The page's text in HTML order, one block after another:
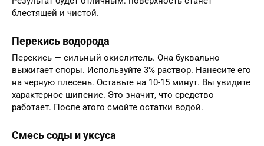
блестящей и чистой.
Перекись водорода
Перекись — сильный окислитель. Она буквально
выжигает споры. Используйте 3% раствор. Нанесите его
на черную плесень. Оставьте на 10-15 минут. Вы увидите
характерное шипение. Это значит, что средство
работает. После этого смойте остатки водой.
Смесь соды и уксуса